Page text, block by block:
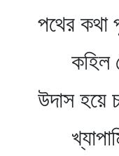
পথের কথা
কহিল
উদাস হয়ে
খ্যাপামি